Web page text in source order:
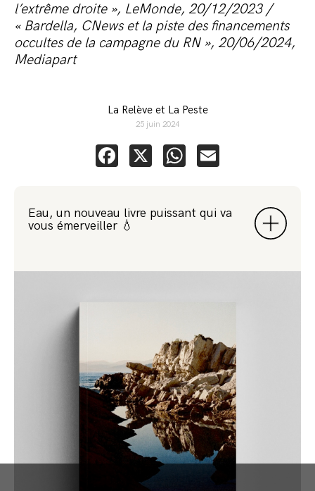
l’extrême droite », LeMonde, 20/12/2023 /
« Bardella, CNews et la piste des financements
occultes de la campagne du RN », 20/06/2024,
Mediapart
La Relève et La Peste
25 juin 2024
Facebook
X WhatsApp
Eau, un nouveau livre puissant qui va
vous émerveiller 💧